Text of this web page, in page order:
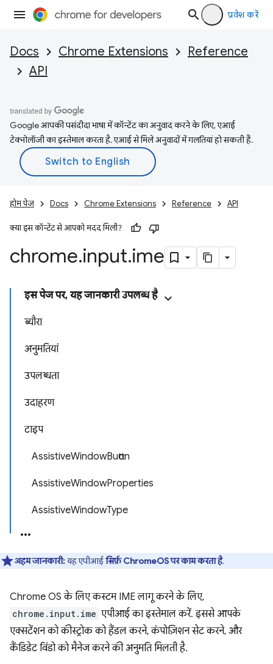
प्रवेश करें
Docs Chrome Extensions
Reference
API
Google आपकी पसंदीदा भाषा में कॉन्टेंट का अनुवाद करने के लिए, एआई
टेक्नोलॉजी का इस्तेमाल करता है. एआई से मिले अनुवादों में गलतियां हो सकती हैं.
होम पेज Docs Chrome Extensions Reference API
क्या इस कॉन्टेंट से आपको मदद मिली?
chrome.input.ime
इस पेज पर, यह जानकारी उपलब्ध है
ब्यौरा
अनुमतियां
उपलब्धता
उदाहरण
टाइप
AssistiveWindowButton
AssistiveWindowProperties
AssistiveWindowType
अहम जानकारी:यह एपीआईसिर्फ़ ChromeOS पर काम करता है.
Chrome OS के लिए कस्टम IME लागू करने के लिए,
chrome.input.ime एपीआई का इस्तेमाल करें. इससे आपके
एक्सटेंशन को कीस्ट्रोक को हैंडल करने, कंपोज़िशन सेट करने, और
कैंडिडेट विंडो को मैनेज करने की अनुमति मिलती है.